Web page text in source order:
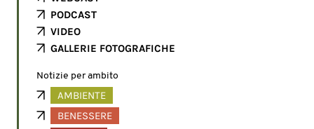
PODCAST
VIDEO
GALLERIE FOTOGRAFICHE
Notizie per ambito
AMBIENTE
BENESSERE